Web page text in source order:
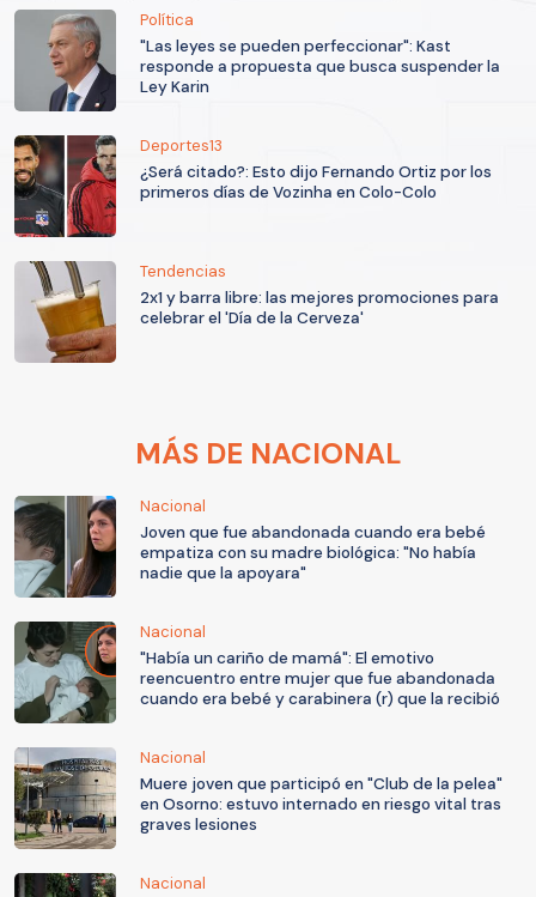
Política
"Las leyes se pueden perfeccionar": Kast
responde a propuesta que busca suspender la
Ley Karin
Deportes13
¿Será citado?: Esto dijo Fernando Ortiz por los
primeros días de Vozinha en Colo-Colo
Tendencias
2x1 y barra libre: las mejores promociones para
celebrar el 'Día de la Cerveza'
MÁS DE NACIONAL
Nacional
Joven que fue abandonada cuando era bebé
empatiza con su madre biológica: "No había
nadie que la apoyara"
Nacional
"Había un cariño de mamá": El emotivo
reencuentro entre mujer que fue abandonada
cuando era bebé y carabinera (r) que la recibió
Nacional
Muere joven que participó en "Club de la pelea"
en Osorno: estuvo internado en riesgo vital tras
graves lesiones
Nacional